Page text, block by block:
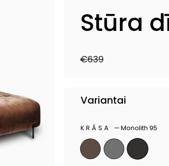
Stūra
€639
Variantai
KRĀSA —Monolith 95